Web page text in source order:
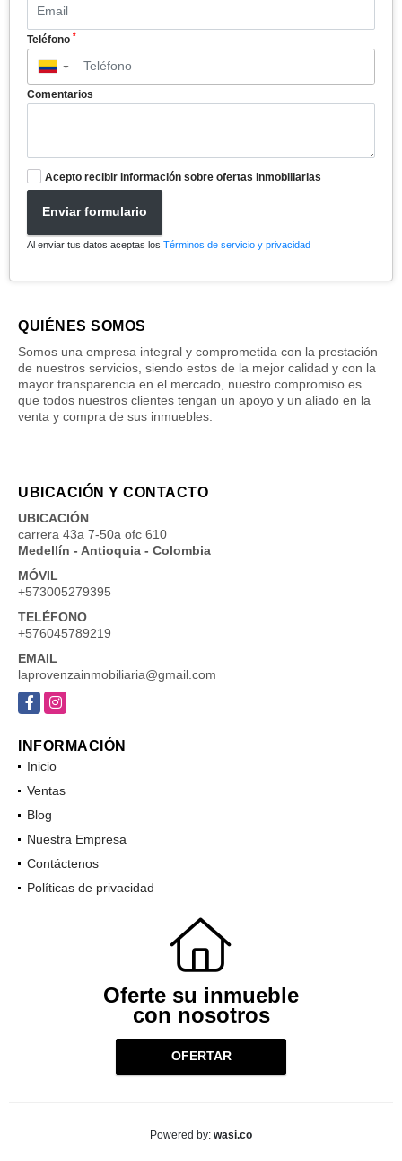
Teléfono *
▼
Comentarios
Acepto recibir información sobre ofertas inmobiliarias
Enviar formulario
Al enviar tus datos aceptas los Términos de servicio y privacidad
QUIÉNES SOMOS
Somos una empresa integral y comprometida con la prestación
de nuestros servicios, siendo estos de la mejor calidad y con la
mayor transparencia en el mercado, nuestro compromiso es
que todos nuestros clientes tengan un apoyo y un aliado en la
venta y compra de sus inmuebles.
UBICACIÓN Y CONTACTO
UBICACIÓN
carrera 43a 7-50a ofc 610
Medellín - Antioquia - Colombia
MÓVIL
+573005279395
TELÉFONO
+576045789219
EMAIL
laprovenzainmobiliaria@gmail.com
FacebookInstagram
INFORMACIÓN
Inicio
Ventas
Blog
Nuestra Empresa
Contáctenos
Políticas de privacidad
Oferte su inmueble
con nosotros
OFERTAR
Powered by: wasi.co